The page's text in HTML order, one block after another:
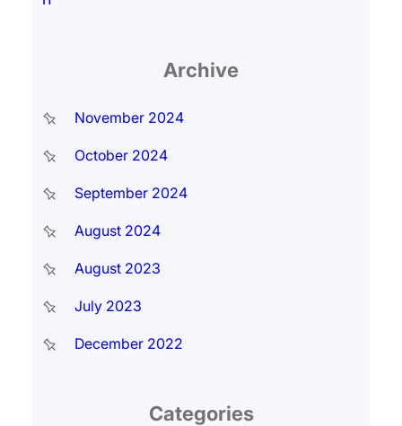
Archive
November 2024
October 2024
September 2024
August 2024
August 2023
July 2023
December 2022
Categories